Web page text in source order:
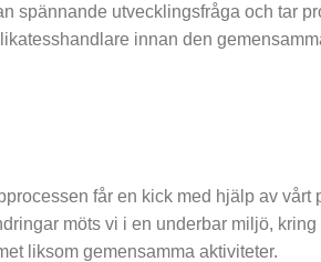
spännande utvecklingsfråga och tar
innan den
får en kick med hjälp av
möts vi i en underbar miljö,
liksom gemensamma aktiviteter.